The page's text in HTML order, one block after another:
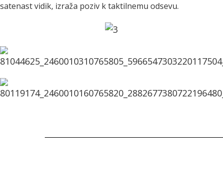
satenast vidik, izraža poziv k taktilnemu odsevu.